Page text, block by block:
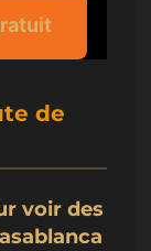
de
voir des